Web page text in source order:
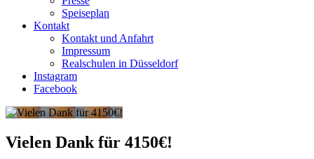
Speiseplan
Kontakt
Kontakt und Anfahrt
Impressum
Realschulen in Düsseldorf
Instagram
Facebook
Vielen Dank für 4150€!